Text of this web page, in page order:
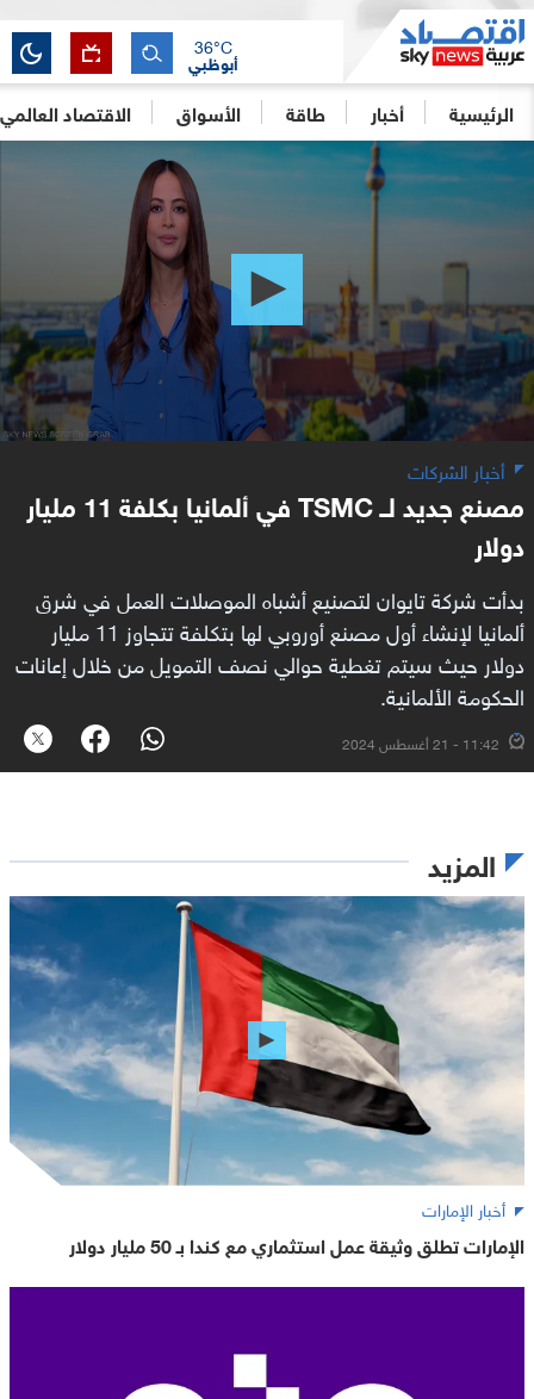
الرئيسية أخبار طاقة الأسواق الاقتصاد العالمي
أبوظبي
36°C
أخبار الشركات
مصنع جديد لــ TSMC في ألمانيا بكلفة 11 مليار
دولار
بدأت شركة تايوان لتصنيع أشباه الموصلات العمل في شرق
ألمانيا لإنشاء أول مصنع أوروبي لها بتكلفة تتجاوز 11 مليار
دولار حيث سيتم تغطية حوالي نصف التمويل من خلال إعانات
الحكومة الألمانية.
11:42 - 21 أغسطس 2024
المزيد
أخبار الإمارات
الإمارات تطلق وثيقة عمل استثماري مع كندا بـ 50 مليار دولار